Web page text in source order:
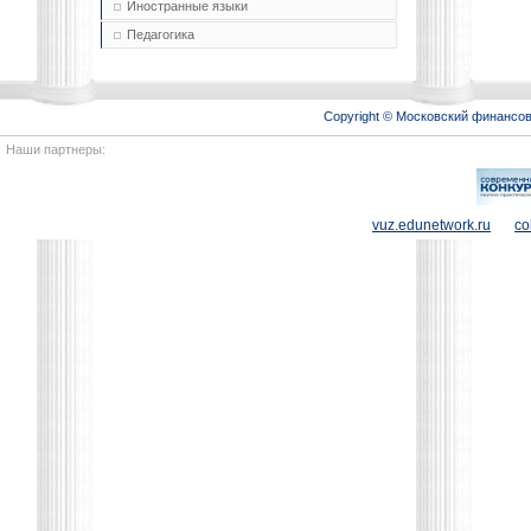
Иностранные языки
Педагогика
Copyright © Московский
Наши партнеры:
vuz.edunetwork.ru